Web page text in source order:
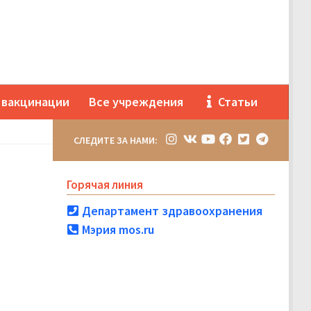
вакцинации Все учреждения Статьи
СЛЕДИТЕ ЗА НАМИ:
Горячая линия
Департамент здравоохранения
Мэрия mos.ru